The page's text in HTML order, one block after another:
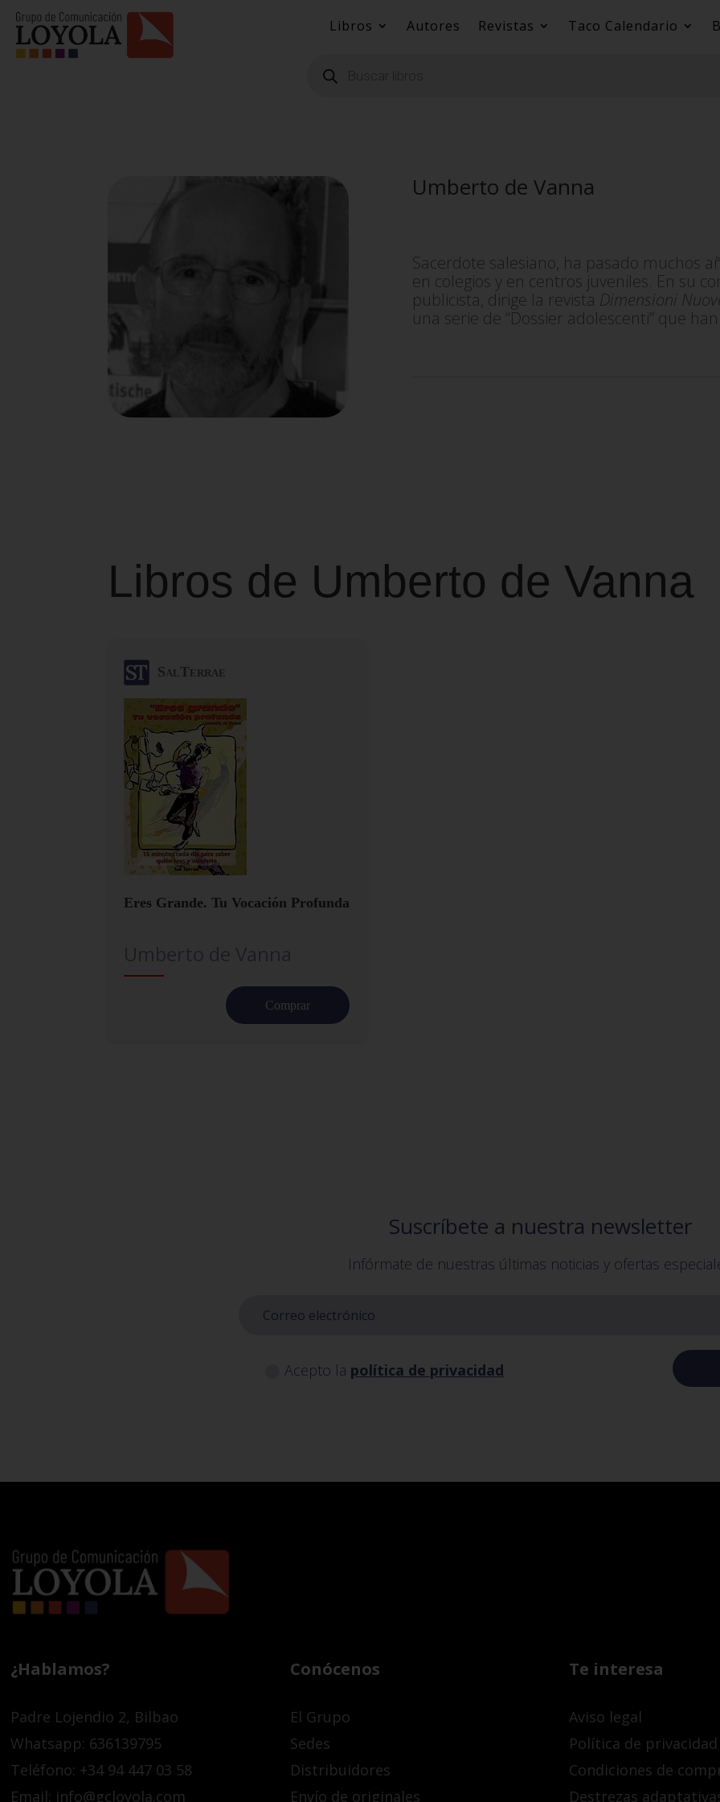
Libros Autores Revistas Taco Calendario
productos
Umberto de Vanna
Sacerdote salesiano, ha pasado muchos
en colegios y en centros juveniles. En su
publicista, dirige la revista Dimensioni
una serie de “Dossier adolescenti” que
Libros de Umberto de Vanna
SalTerrae
Eres Grande. Tu Vocación Profunda
Comprar
Suscríbete a nuestra newsletter
Infórmate de nuestras últimas noticias y ofertas
Acepto la política de privacidad
¿Hablamos?
Padre Lojendio 2, Bilbao
Whatsapp: 636139795
Teléfono: +34 94 447 03 58
Email: info@gcloyola.com
Conócenos
El Grupo
Sedes
Distribuidores
Envío de originales
Te interesa
Aviso legal
Política de privacidad
Condiciones de
Destrezas